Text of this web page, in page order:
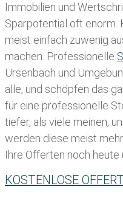
Immobilien und
Sparpotential oft enorm.
meist einfach zuwenig
machen. Professionelle
Ursenbach und
alle, und schöpfen das
für eine professionelle
tiefer, als viele meinen,
werden diese meist
Ihre Offerten noch heute
KOSTENLOSE